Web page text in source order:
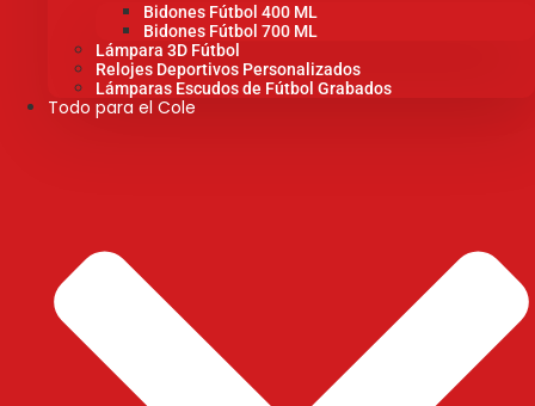
Bidones Fútbol 400 ML
Bidones Fútbol 700 ML
Lámpara 3D Fútbol
Relojes Deportivos Personalizados
Lámparas Escudos de Fútbol Grabados
Todo para el Cole